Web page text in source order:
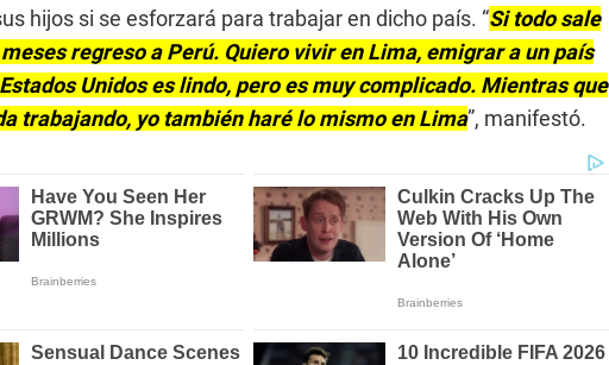
hijos si se esforzará para trabajar en dicho país. “Si todo sale
regreso a Perú. Quiero vivir en Lima, emigrar a un país
Unidos es lindo, pero es muy complicado. Mientras que
trabajando, yo también haré lo mismo en Lima”, manifestó.